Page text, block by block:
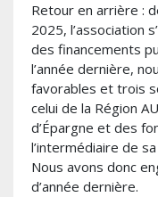
Retour en arrière :
2025, l’association
des financements
l’année dernière,
favorables et trois
celui de la Région
d’Épargne et des
l’intermédiaire de
Nous avons donc
d’année dernière.